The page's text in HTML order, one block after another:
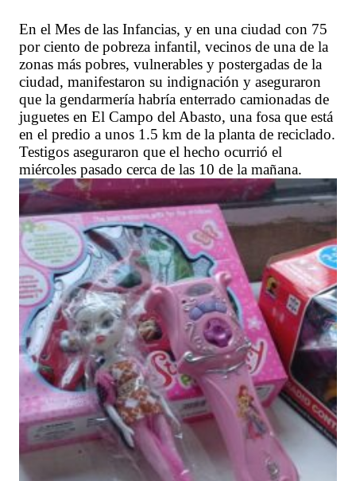
En el Mes de las Infancias, y en una ciudad con 75
por ciento de pobreza infantil, vecinos de una de la
zonas más pobres, vulnerables y postergadas de la
ciudad, manifestaron su indignación y aseguraron
que la gendarmería habría enterrado camionadas de
juguetes en El Campo del Abasto, una fosa que está
en el predio a unos 1.5 km de la planta de reciclado.
Testigos aseguraron que el hecho ocurrió el
miércoles pasado cerca de las 10 de la mañana.